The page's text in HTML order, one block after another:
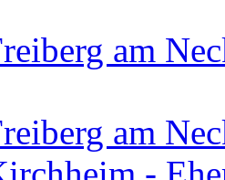
am
am